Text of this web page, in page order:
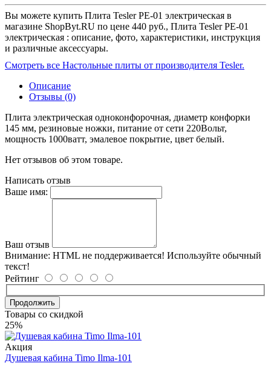
Вы можете купить Плита Tesler PE-01 электрическая в
магазине ShopByt.RU по цене 440 руб., Плита Tesler PE-01
электрическая : описание, фото, характеристики, инструкция
и различные аксессуары.
Смотреть все Настольные плиты от производителя Tesler.
Описание
Отзывы (0)
Плита электрическая одноконфорочная, диаметр конфорки
145 мм, резиновые ножки, питание от сети 220Вольт,
мощность 1000ватт, эмалевое покрытие, цвет белый.
Нет отзывов об этом товаре.
Написать отзыв
Ваше имя:
Ваш отзыв
Внимание: HTML не поддерживается! Используйте обычный
текст!
Рейтинг
Продолжить
Товары со скидкой
25%
Акция
Душевая кабина Timo Ilma-101